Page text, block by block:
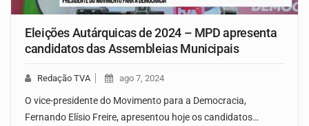
Eleições Autárquicas de 2024 – MPD apresenta
candidatos das Assembleias Municipais
Redação TVA ago 7, 2024
O vice-presidente do Movimento para a Democracia,
Fernando Elísio Freire, apresentou hoje os candidatos…